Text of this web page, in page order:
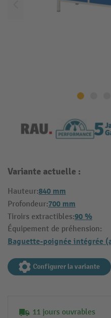
Variante actuelle :
Hauteur:840 mm
Profondeur:700 mm
Tiroirs extractibles:90 %
Équipement de préhension:
Baguette-poignée intégrée
Configurer la variante
11 jours ouvrables